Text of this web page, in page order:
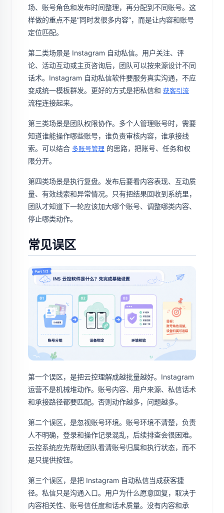
场、账号角色和发布时间整理，再分配到不同账号。这
样做的重点不是“同时发很多内容”，而是让内容和账号
定位匹配。
第二类场景是 Instagram 自动私信。用户关注、评
论、活动互动或主页咨询后，团队可以按来源设计不同
话术。Instagram 自动私信软件要服务真实沟通，不应
变成统一模板群发。更好的方式是把私信和 获客引流
流程连接起来。
第三类场景是团队权限协作。多个人管理账号时，需要
知道谁能操作哪些账号，谁负责审核内容，谁承接线
索。可以结合 多账号管理 的思路，把账号、任务和权
限分开。
第四类场景是执行复盘。发布后要看内容表现、互动质
量、有效线索和异常情况。只有把结果回收到系统里，
团队才知道下一轮应该加大哪个账号、调整哪类内容、
停止哪类动作。
常见误区
第一个误区，是把云控理解成越批量越好。Instagram
运营不是机械堆动作。账号内容、用户来源、私信话术
和承接路径都要匹配。否则动作越多，问题越多。
第二个误区，是忽视账号环境。账号环境不清楚，负责
人不明确，登录和操作记录混乱，后续排查会很困难。
云控系统应先帮助团队看清账号归属和执行状态，而不
是只提供按钮。
第三个误区，是把 Instagram 自动私信当成获客捷
径。私信只是沟通入口。用户为什么愿意回复，取决于
内容相关性、账号信任度和话术质量。没有内容和承